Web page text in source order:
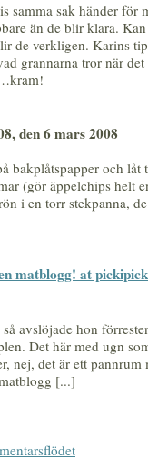
samma sak händer för
än de blir klara.
de verkligen. Karins
grannarna tror när
den 6 mars 2008
bakplåtspapper och låt
(gör äppelchips helt
i en torr stekpanna,
matblogg! at
avslöjade hon
Det här med ugn
nej, det är ett pannrum
[...]